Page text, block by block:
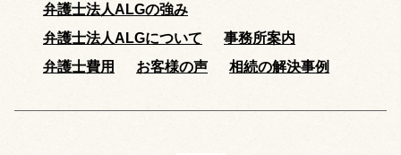
弁護士法人ALGの強み
弁護士法人ALGについて
事務所案内
弁護士費用
お客様の声 相続の解決事例